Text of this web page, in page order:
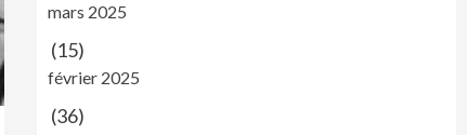
mars 2025
(15)
février 2025
(36)